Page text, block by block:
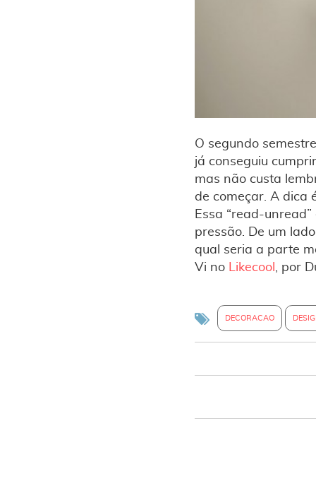
O segundo
já conseguiu
mas não custa
de começar. A dica
Essa “read-
pressão. De um
qual seria a parte
Vi no Likecool , por
DECORACAO